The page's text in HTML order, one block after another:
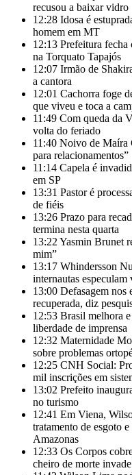
recusou a baixar vidro
12:28 Idosa é
homem em MT
12:13 Prefeitura fecha
na Torquato Tapajós
12:07 Irmão de
a cantora
12:01 Cachorra foge
que viveu e toca a
11:49 Com queda da
volta do feriado
11:40 Noivo de Maíra
para relacionamentos”
11:14 Capela é
em SP
13:31 Pastor é
de fiéis
13:26 Prazo para
termina nesta quarta
13:22 Yasmin Brunet
mim”
13:17 Whindersson
internautas especulam
13:00 Defasagem nos
recuperada, diz
12:53 Brasil melhora
liberdade de imprensa
12:32 Maternidade
sobre problemas
12:25 CNH Social:
mil inscrições em
13:02 Prefeito
no turismo
12:41 Em Viena,
tratamento de esgoto
Amazonas
12:33 Os Corpos
cheiro de morte